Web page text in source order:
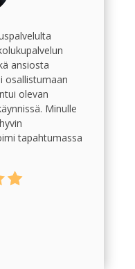
ansiosta
osallistumaan
olevan
Minulle
tapahtumassa